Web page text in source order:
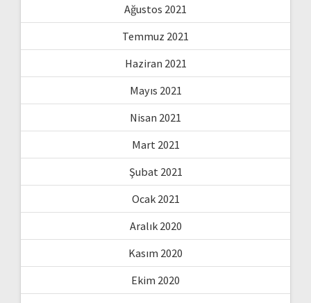
Ağustos 2021
Temmuz 2021
Haziran 2021
Mayıs 2021
Nisan 2021
Mart 2021
Şubat 2021
Ocak 2021
Aralık 2020
Kasım 2020
Ekim 2020